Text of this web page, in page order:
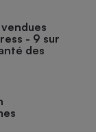
- 9 sur
des